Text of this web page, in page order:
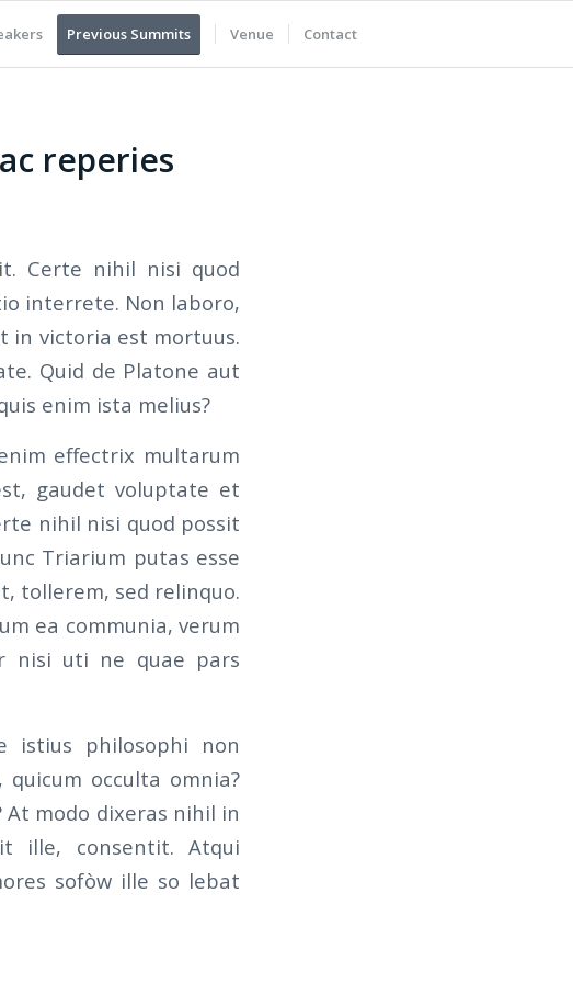
Previous Summits Venue Contact
reperies
Certe nihil nisi quod
interrete. Non laboro,
in victoria est mortuus.
Quid de Platone aut
enim ista melius?
effectrix multarum
gaudet voluptate et
nihil nisi quod possit
Triarium putas esse
tollerem, sed relinquo.
ea communia, verum
nisi uti ne quae pars
istius philosophi non
occulta omnia?
At modo dixeras nihil in
ille, consentit. Atqui
sofòw ille so lebat